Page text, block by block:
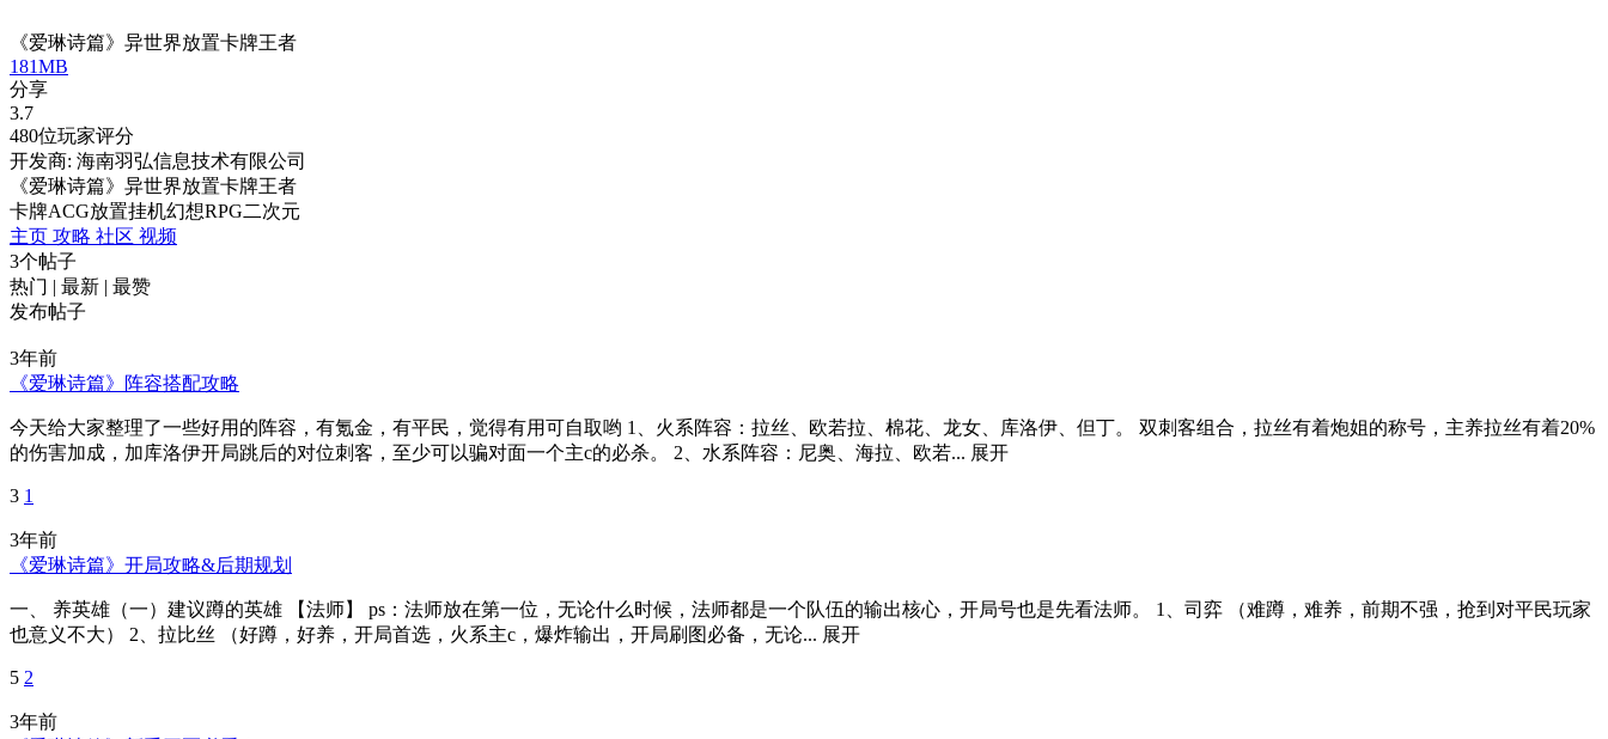
《爱琳诗篇》异世界放置卡牌王者
181MB
分享
3.7
480位玩家评分
开发商: 海南羽弘信息技术有限公司
《爱琳诗篇》异世界放置卡牌王者
卡牌ACG放置挂机幻想RPG二次元
主页 攻略 社区 视频
3个帖子
热门 | 最新 | 最赞
发布帖子
3年前
《爱琳诗篇》阵容搭配攻略
今天给大家整理了一些好用的阵容，有氪金，有平民，觉得有用可自取哟 1、火系阵容：拉丝、欧若拉、棉花、龙女、库洛伊、但丁。 双刺客组合，拉丝有着炮姐的称号，主养拉丝有着20%
的伤害加成，加库洛伊开局跳后的对位刺客，至少可以骗对面一个主c的必杀。 2、水系阵容：尼奥、海拉、欧若... 展开
3 1
3年前
《爱琳诗篇》开局攻略&后期规划
一、 养英雄（一）建议蹲的英雄 【法师】 ps：法师放在第一位，无论什么时候，法师都是一个队伍的输出核心，开局号也是先看法师。 1、司弈 （难蹲，难养，前期不强，抢到对平民玩家
也意义不大） 2、拉比丝 （好蹲，好养，开局首选，火系主c，爆炸输出，开局刷图必备，无论... 展开
5 2
3年前